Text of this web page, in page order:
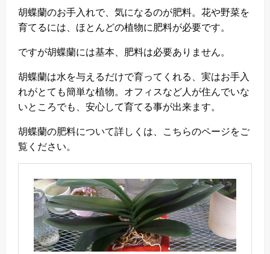
胡蝶蘭のお手入れで、気になるのが肥料。花や野菜を
育てるには、ほとんどの植物に肥料が必要です。
ですが胡蝶蘭には基本、肥料は必要ありません。
胡蝶蘭は水を与えるだけで育ってくれる、実はお手入
れがとても簡単な植物。オフィスなど人が住んでいな
いところでも、安心して育てる事が出来ます。
胡蝶蘭の肥料について詳しくは、こちらのページをご
覧ください。